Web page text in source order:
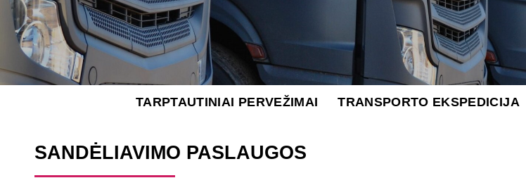
TARPTAUTINIAI PERVEŽIMAI TRANSPORTO EKSPEDICIJA
SANDĖLIAVIMO PASLAUGOS